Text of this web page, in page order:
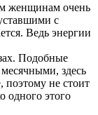
женщинам очень
с
Ведь энергии
Подобные
здесь
поэтому не стоит
одного этого